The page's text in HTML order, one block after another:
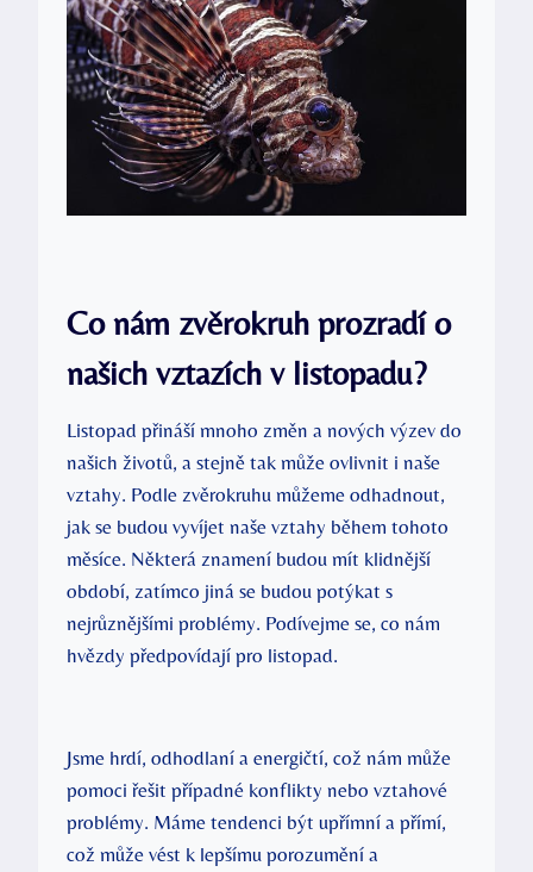
Co nám zvěrokruh prozradí o
našich vztazích v listopadu?
Listopad přináší mnoho změn a nových výzev do
našich životů, a stejně tak může ovlivnit i naše
vztahy. Podle zvěrokruhu můžeme odhadnout,
jak se budou vyvíjet naše vztahy během tohoto
měsíce. Některá znamení budou mít klidnější
období, zatímco jiná se budou potýkat s
nejrůznějšími problémy. Podívejme se, co nám
hvězdy předpovídají pro listopad.
Jsme hrdí, odhodlaní a energičtí, což nám může
pomoci řešit případné konflikty nebo vztahové
problémy. Máme tendenci být upřímní a přímí,
což může vést k lepšímu porozumění a